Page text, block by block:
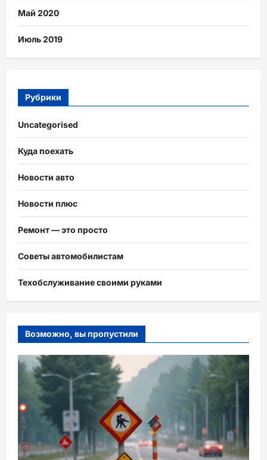
Май 2020
Июль 2019
Рубрики
Uncategorised
Куда поехать
Новости авто
Новости плюс
Ремонт — это просто
Советы автомобилистам
Техобслуживание своими руками
Возможно, вы пропустили